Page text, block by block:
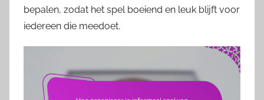
bepalen, zodat het spel boeiend en leuk blijft voor
iedereen die meedoet.